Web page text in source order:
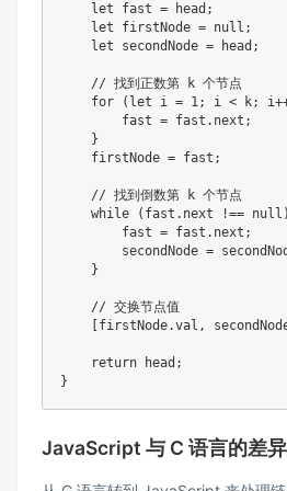
let fast = head ;
let firstNode = null ;
let secondNode = head ;
// 找到正数第 k 个节点
for
( let i = 1; i < k; i
        fast
= fast . next ;
}
    firstNode
= fast ;
// 找到倒数第 k 个节点
while
( fast . next !== null )
        fast
= fast . next ;
        secondNode
=
}
// 交换节点值
firstNode.val ,
return head ;
}
JavaScript 与 C 语言的差